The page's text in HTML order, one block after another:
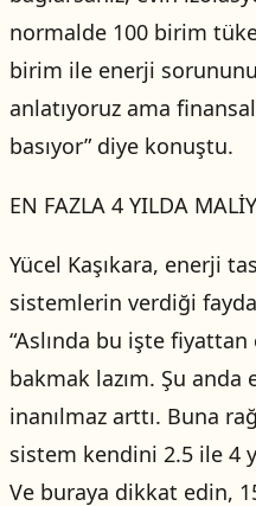
normalde 100 birim
birim ile enerji
anlatıyoruz ama
basıyor” diye konuştu.
EN FAZLA 4 YILDA
Yücel Kaşıkara, enerji
sistemlerin verdiği
“Aslında bu işte
bakmak lazım. Şu anda
inanılmaz arttı. Buna
sistem kendini 2.5 ile 4
Ve buraya dikkat edin,